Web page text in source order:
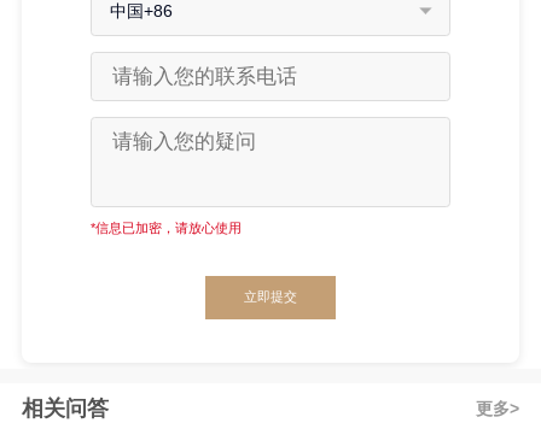
中国+86
*信息已加密，请放心使用
立即提交
相关问答 更多